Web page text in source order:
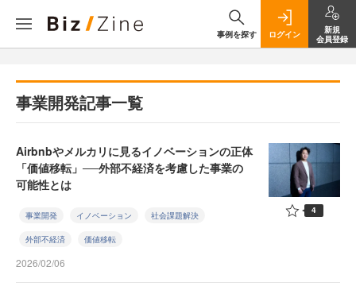
事例を探す ログイン
新規
会員登録
事業開発記事一覧
Airbnbやメルカリに見るイノベーションの正体
「価値移転」──外部不経済を考慮した事業の
可能性とは
事業開発 イノベーション 社会課題解決
外部不経済 価値移転
2026/02/06
4